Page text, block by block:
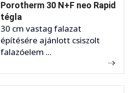
Porotherm 30 N+F neo Rapid
tégla
30 cm vastag falazat
építésére ajánlott csiszolt
falazóelem ...